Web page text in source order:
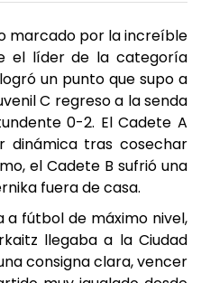
marcado por la increíble
el líder de la categoría
un punto que supo a
C regreso a la senda
0-2. El Cadete A
dinámica tras cosechar
el Cadete B sufrió una
fuera de casa.
a fútbol de máximo nivel,
llegaba a la Ciudad
consigna clara, vencer